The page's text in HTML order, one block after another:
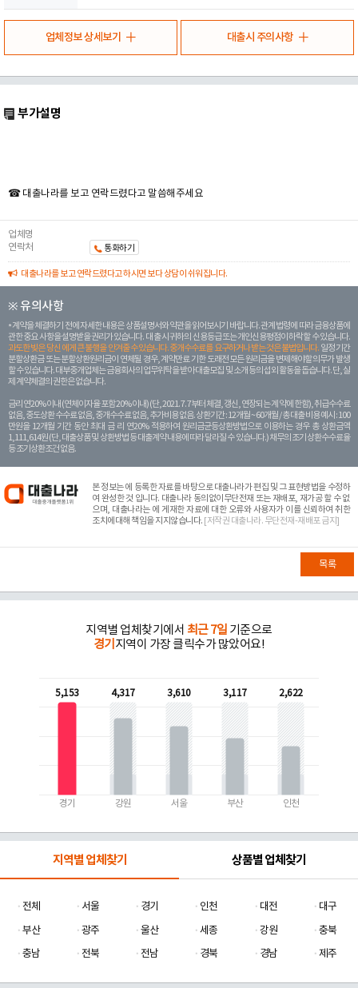
업체정보 상세보기 대출시 주의사항
부가설명
☎ 대출나라를 보고 연락드렸다고 말씀해주세요
업체명
연락처
통화하기
대출나라를 보고 연락드렸다고 하시면 보다 상담이 쉬워집니다.
※ 유의사항
계약을 체결하기 전에 자세한 내용은 상품설명서와 약관을 읽어보시기 바랍니다. 관계 법령에 따라 금융상품에
관한 중요 사항을 설명받을 권리가 있습니다. 대 출 시 귀하의 신용등급 또는 개인신용평점이 하락할 수 있습니다.
과도한 빚은 당신 에게 큰 불행을 안겨줄 수 있습니다. 중개수수료를 요구하거나 받는 것은 불법입니다. 일정 기간
분할상환금 또는 분할상환원리금이 연체될 경우, 계약만료 기한 도래전 모든 원리금을 변제해야할 의무가 발생
할 수 있습니다. 대부중개업체는 금융회사의 업무위탁을 받아 대출모집 및 소개 등의 섭외 활동을 돕습니다. 단, 실
제 계약체결의 권한은 없습니다.
금리 연20% 이내 (연체이자율 포함 20% 이내) (단, 2021. 7. 7부터 체결, 갱신, 연장되는 계 약에 한함), 취급수수료
없음, 중도상환 수수료 없음, 중개수수료 없음, 추가비용 없음. 상환기간 : 12개월 ~ 60개월 / 총 대출 비용 예시 : 100
만원을 12개월 기간 동안 최대 금 리 연20% 적용하여 원리금균등상환방법으로 이용하는 경우 총 상환금액
1,111,614원 (단, 대출상품 및 상환방법 등 대출계약 내용에 따라 달라질 수 있습니다.) 채무의 조기 상환수수료율
등 조기상환조건 없음.
본 정보는에 등록한 자료를 바탕으로 대출나라가 편집 및 그 표현방법을 수정하
여 완성한 것 입니다. 대출나라 동의없이무단전재 또는 재배포, 재가공 할 수 없
으며, 대출나라는 에 게재한 자료에 대한 오류와 사용자가 이를 신뢰하여 취한
조치에대해 책임을 지지않습니다. [저작권 대출나라. 무단전재-재배포 금지]
목록
지역별 업체찾기에서 최근 7일 기준으로
경기 지역이 가장 클릭수가 많았어요!
5,153
경기
4,317
강원
3,610
서울
3,117
부산
2,622
인천
지역별 업체찾기 상품별 업체찾기
전체 서울 경기 인천 대전
대구
부산
광주 울산 세종 강원
충북
충남
전북 전남 경북 경남 제주